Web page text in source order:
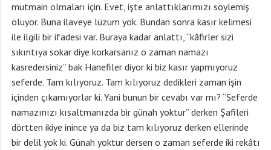
mutmain olmaları için. Evet, işte anlattıklarımızı söylemiş
oluyor. Buna ilaveye lüzum yok. Bundan sonra kasır kelimesi
ile ilgili bir ifadesi var. Buraya kadar anlattı, “kâfirler sizi
sıkıntıya sokar diye korkarsanız o zaman namazı
kasredersiniz” bak Hanefiler diyor ki biz kasır yapmıyoruz
seferde. Tam kılıyoruz. Tam kılıyoruz dedikleri zaman işin
içinden çıkamıyorlar ki. Yani bunun bir cevabı var mı? “Seferde
namazınızı kısaltmanızda bir günah yoktur” derken Şafileri
dörtten ikiye inince ya da biz tam kılıyoruz derken ellerinde
bir delil yok ki. Günah yoktur dersen o zaman seferde iki rekâtı